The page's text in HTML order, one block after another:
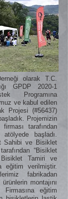
olarak T.C.
GPDP 2020-1
Programına
ve kabul edilen
Projesi (#56437)
Projemizin
tarafından
başladı.
Sahibi ve Bisiklet
“Bisiklet
Bisiklet Tamiri ve
eğitim verilmiştir.
fabrikadan
montajını
eğitim